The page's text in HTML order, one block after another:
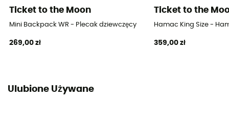
Ticket to the Moon
Mini Backpack WR - Plecak dziewczęcy
269,00 zł
Ticket to the
Hamac King Size -
359,00 zł
Ulubione Używane